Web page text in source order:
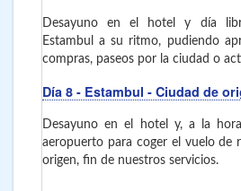
Desayuno en el hotel y día
Estambul a su ritmo, pudiendo
compras, paseos por la ciudad o
Día 8 - Estambul - Ciudad de
Desayuno en el hotel y, a la
aeropuerto para coger el vuelo de
origen, fin de nuestros servicios.